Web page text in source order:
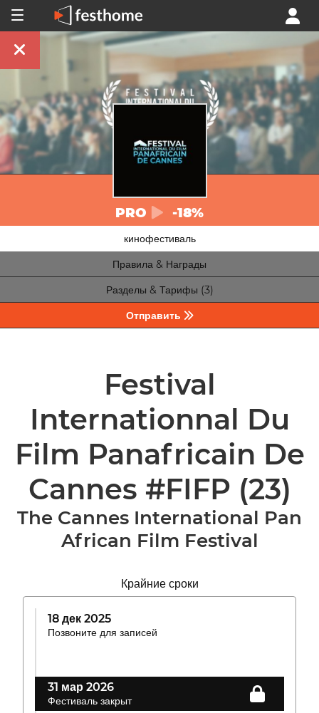
PRO -18%
кинофестиваль
Правила & Награды
Разделы & Тарифы (3)
Отправить
Festival
Internationnal Du
Film Panafricain De
Cannes #FIFP (23)
The Cannes International Pan
African Film Festival
Крайние сроки
18 дек 2025
Позвоните для записей
31 мар 2026
Фестиваль закрыт